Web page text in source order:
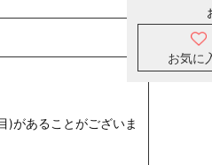
)があることがございま
お気に